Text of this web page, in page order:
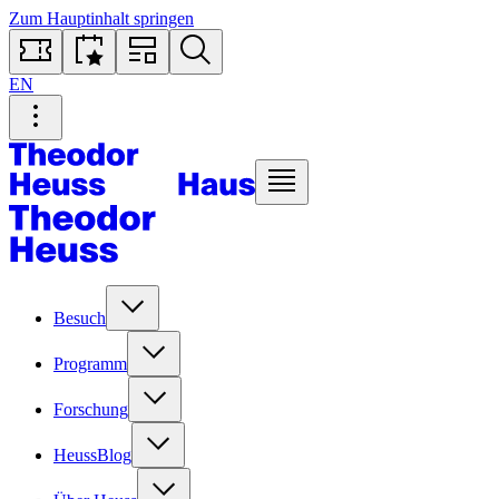
Zum Hauptinhalt springen
EN
Besuch
Programm
Forschung
HeussBlog